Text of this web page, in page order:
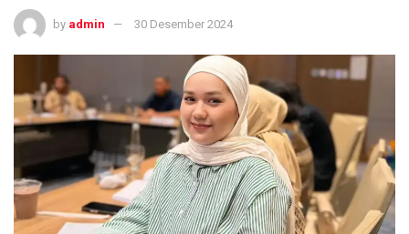
by admin 30 Desember 2024